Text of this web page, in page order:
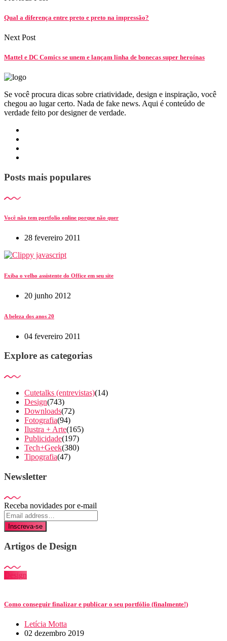
Qual a diferença entre preto e preto na impressão?
Next Post
Mattel e DC Comics se unem e lançam linha de bonecas super heroínas
Se você procura dicas sobre criatividade, design e inspiração, você
chegou ao lugar certo. Nada de fake news. Aqui é conteúdo de
verdade feito por designer de verdade.
Posts mais populares
Você não tem portfolio online porque não quer
28 fevereiro 2011
Exiba o velho assistente do Office em seu site
20 junho 2012
A beleza dos anos 20
04 fevereiro 2011
Explore as categorias
Cutetalks (entrevistas)(14)
Design(743)
Downloads(72)
Fotografia(94)
Ilustra + Arte(165)
Publicidade(197)
Tech+Geek(380)
Tipografia(47)
Newsletter
Receba novidades por e-mail
Inscreva-se
Artigos de Design
Design
Como conseguir finalizar e publicar o seu portfólio (finalmente!)
Letícia Motta
02 dezembro 2019